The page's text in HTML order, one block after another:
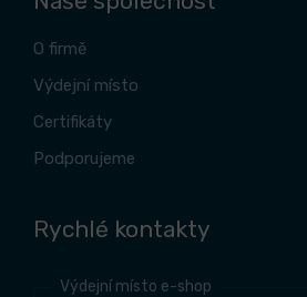
O firmě
Výdejní místo
Certifikáty
Podporujeme
Rychlé kontakty
Výdejní místo e-shop